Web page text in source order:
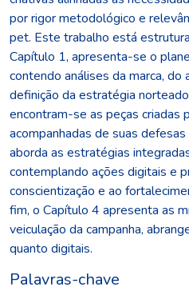
por rigor metodológico e
pet. Este trabalho está
Capítulo 1, apresenta-se o
contendo análises da marca,
definição da estratégia
encontram-se as peças criadas
acompanhadas de suas
aborda as estratégias
contemplando ações digitais e
conscientização e ao
fim, o Capítulo 4 apresenta as
veiculação da campanha,
quanto digitais.
Palavras-chave